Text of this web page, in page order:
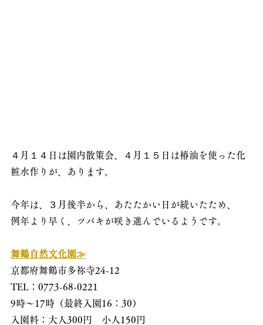
４月１４日は園内散策会、４月１５日は椿油を使った化
粧水作りが、あります。
今年は、３月後半から、あたたかい日が続いたため、
例年より早く、ツバキが咲き進んでいるようです。
舞鶴自然文化園≫
京都府舞鶴市多祢寺24-12
TEL：0773-68-0221
9時～17時（最終入園16：30）
入園料：大人300円　小人150円